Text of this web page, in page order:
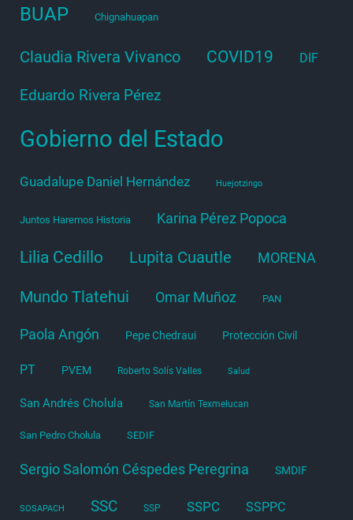
BUAP Chignahuapan
Claudia Rivera Vivanco COVID19 DIF
Eduardo Rivera Pérez
Gobierno del Estado
Guadalupe Daniel Hernández Huejotzingo
Juntos Haremos Historia Karina Pérez Popoca
Lilia Cedillo Lupita Cuautle MORENA
Mundo Tlatehui Omar Muñoz PAN
Paola Angón Pepe Chedraui Protección Civil
PT PVEM Roberto Solís Valles Salud
San Andrés Cholula San Martín Texmelucan
San Pedro Cholula SEDIF
Sergio Salomón Céspedes Peregrina SMDIF
SOSAPACH SSC SSP SSPC SSPPC